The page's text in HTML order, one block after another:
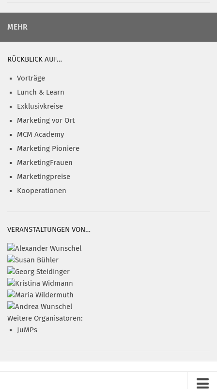
MEHR
RÜCKBLICK AUF…
Vorträge
Lunch & Learn
Exklusivkreise
Marketing vor Ort
MCM Academy
Marketing Pioniere
MarketingFrauen
Marketingpreise
Kooperationen
VERANSTALTUNGEN VON…
Weitere Organisatoren:
JuMPs